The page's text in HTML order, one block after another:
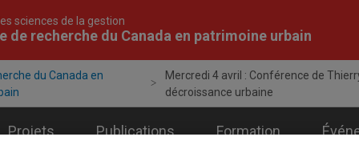
sciences de la gestion
de recherche du Canada en patrimoine urbain
du Canada en
Mercredi 4 avril : Conférence de
décroissance urbaine
Projets Publications Formation